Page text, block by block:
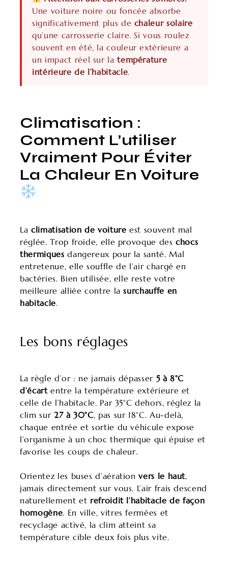
Une voiture noire ou foncée absorbe
significativement plus de chaleur solaire
qu’une carrosserie claire. Si vous roulez
souvent en été, la couleur extérieure a
un impact réel sur latempérature
intérieure de l’habitacle.
Climatisation :
Comment L’utiliser
Vraiment Pour Éviter
La Chaleur En Voiture
Laclimatisation de voiture est souvent mal
réglée. Trop froide, elle provoque deschocs
thermiques dangereux pour la santé. Mal
entretenue, elle souffle de l’air chargé en
bactéries. Bien utilisée, elle reste votre
meilleure alliée contre lasurchauffe en
habitacle.
Les bons réglages
La règle d’or : ne jamais dépasser 5 à 8°C
d’écartentre la température extérieure et
celle de l’habitacle. Par 35°C dehors, réglez la
clim sur 27 à 30°C, pas sur 18°C. Au-delà,
chaque entrée et sortie du véhicule expose
l’organisme à un choc thermique qui épuise et
favorise les coups de chaleur.
Orientez les buses d’aérationvers le haut,
jamais directement sur vous. L’air frais descend
naturellement et refroidit l’habitacle de façon
homogène. En ville, vitres fermées et
recyclage activé, la clim atteint sa
température cible deux fois plus vite.